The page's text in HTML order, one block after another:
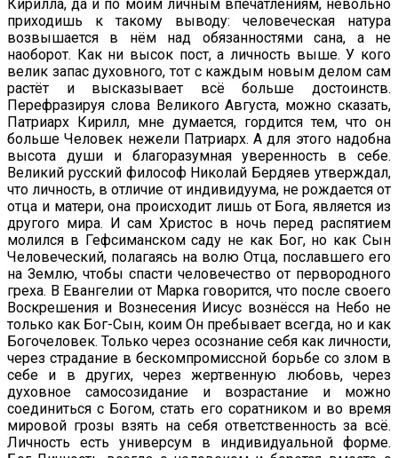
Кирилла, да и по моим личным впечатлениям, невольно
приходишь к такому выводу: человеческая натура
возвышается в нём над обязанностями сана, а не
наоборот. Как ни высок пост, а личность выше. У кого
велик запас духовного, тот с каждым новым делом сам
растёт и высказывает всё больше достоинств.
Перефразируя слова Великого Августа, можно сказать,
Патриарх Кирилл, мне думается, гордится тем, что он
больше Человек нежели Патриарх. А для этого надобна
высота души и благоразумная уверенность в себе.
Великий русский философ Николай Бердяев утверждал,
что личность, в отличие от индивидуума, не рождается от
отца и матери, она происходит лишь от Бога, является из
другого мира. И сам Христос в ночь перед распятием
молился в Гефсиманском саду не как Бог, но как Сын
Человеческий, полагаясь на волю Отца, пославшего его
на Землю, чтобы спасти человечество от первородного
греха. В Евангелии от Марка говорится, что после своего
Воскрешения и Вознесения Иисус вознёсся на Небо не
только как Бог-Сын, коим Он пребывает всегда, но и как
Богочеловек. Только через осознание себя как личности,
через страдание в бескомпромиссной борьбе со злом в
себе и в других, через жертвенную любовь, через
духовное самосозидание и возрастание и можно
соединиться с Богом, стать его соратником и во время
мировой грозы взять на себя ответственность за всё.
Личность есть универсум в индивидуальной форме.